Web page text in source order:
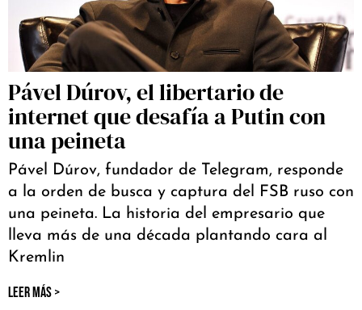
Pável Dúrov, el libertario de
internet que desafía a Putin con
una peineta
Pável Dúrov, fundador de Telegram, responde
a la orden de busca y captura del FSB ruso con
una peineta. La historia del empresario que
lleva más de una década plantando cara al
Kremlin
LEER MÁS >